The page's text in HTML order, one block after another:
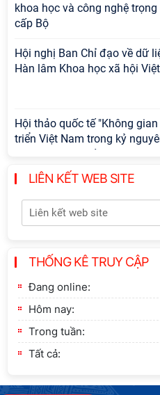
khoa học và công nghệ
cấp Bộ
Hội nghị Ban Chỉ đạo về dữ
Hàn lâm Khoa học xã hội
Hội thảo quốc tế "Không
triển Việt Nam trong kỷ
Định hướng chiến lược và lựa
chính sách”
Khai quật công trường khai
xây dựng Thành Nhà Hồ ở núi
Tôn
Lễ ký kết Thỏa thuận hợp tác
Viện Hàn lâm Khoa học xã hội
Nam và Tỉnh ủy Cao Bằng
LIÊN KẾT WEB SITE
THỐNG KÊ TRUY CẬP
Đang online:
Hôm nay:
Trong tuần:
Tất cả: